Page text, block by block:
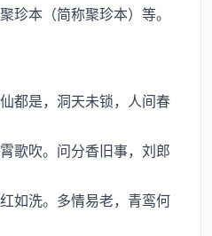
珍本（简称聚珍本）等。
都是，洞天未锁，人间春
歌吹。问分香旧事，刘郎
如洗。多情易老，青鸾何